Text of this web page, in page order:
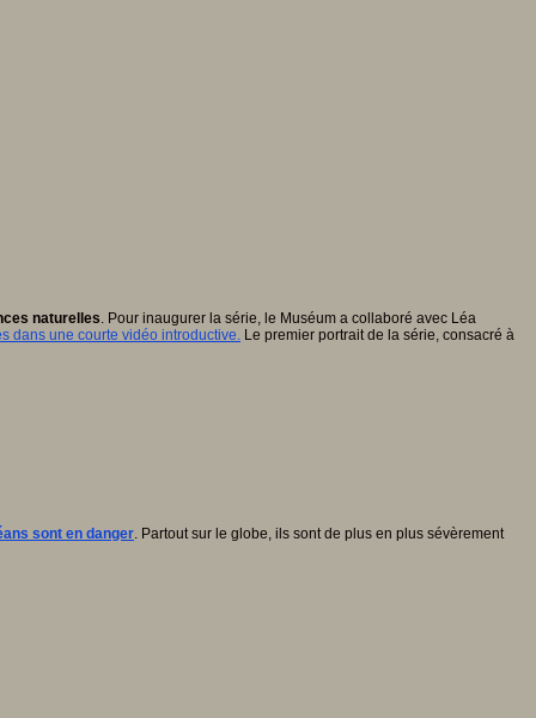
naturelles. Pour inaugurer la série, le Muséum a collaboré avec Léa
dans une courte vidéo introductive. Le premier portrait de la série, consacré à
sont en danger. Partout sur le globe, ils sont de plus en plus sévèrement